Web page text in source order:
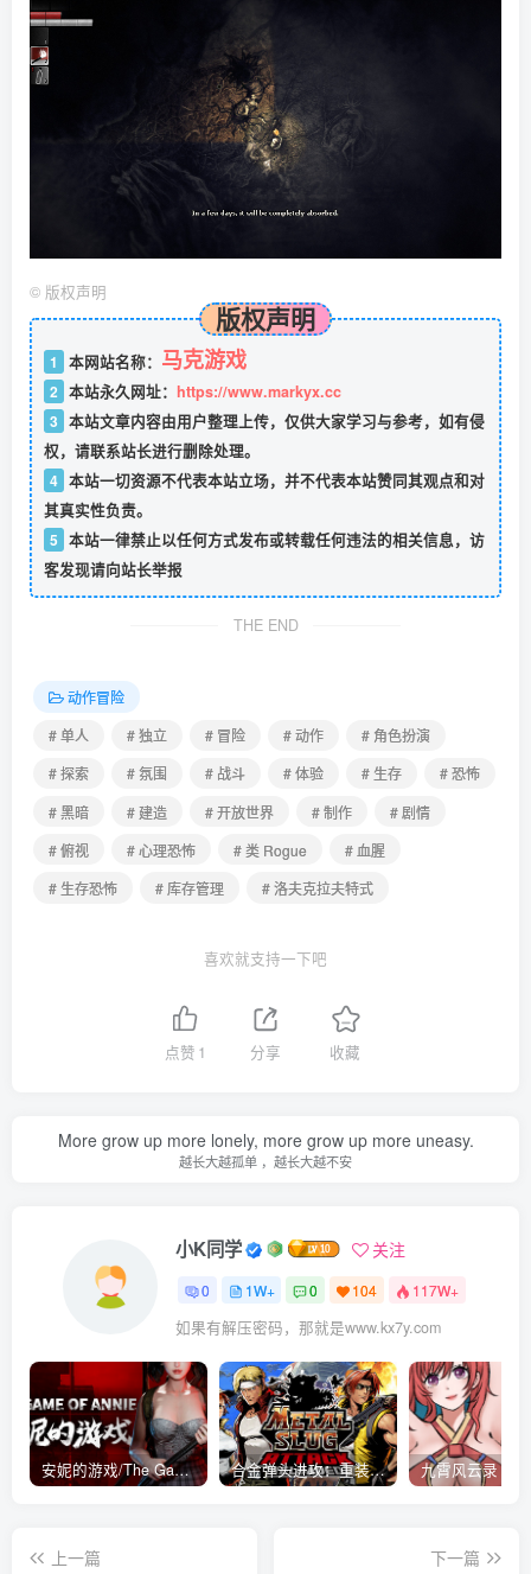
© 版权声明
版权声明
1 本网站名称： 马克游戏
2 本站永久网址： https://www.markyx.cc
3 本站文章内容由用户整理上传，仅供大家学习与参考，如有侵
权，请联系站长进行删除处理。
4 本站一切资源不代表本站立场，并不代表本站赞同其观点和对
其真实性负责。
5 本站一律禁止以任何方式发布或转载任何违法的相关信息，访
客发现请向站长举报
THE END
动作冒险
# 单人
# 独立 # 冒险 # 动作
# 角色扮演
# 探索
# 氛围 # 战斗 # 体验 # 生存
# 恐怖
# 黑暗
# 建造 # 开放世界 # 制作
# 剧情
# 俯视
# 心理恐怖 # 类 Rogue
# 血腥
# 生存恐怖
# 库存管理 # 洛夫克拉夫特式
喜欢就支持一下吧
点赞 1 分享 收藏
More grow up more lonely, more grow up more uneasy.
越长大越孤单 ，越长大越不安
小K同学 关注
0 1W+ 0 104 117W+
如果有解压密码，那就是www.kx7y.com
安妮的游戏/The Game of Annie v0.99981|射击动作|容量14.6GB|免安装绿色中文版 合金弹头进攻：重装上阵/METAL SLUG ATTACK RELOADED Build.16214511|策略模拟|容量2.7GB|免安装绿色中文版
上一篇
下一篇